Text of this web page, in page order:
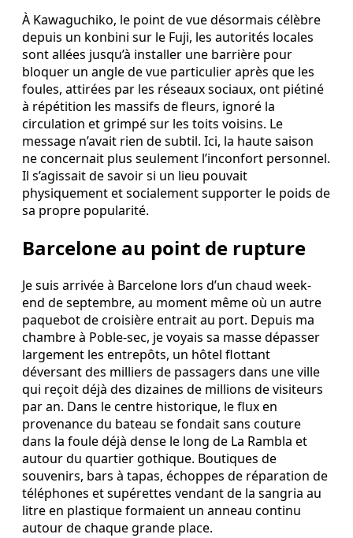
À Kawaguchiko, le point de vue désormais célèbre
depuis un konbini sur le Fuji, les autorités locales
sont allées jusqu’à installer une barrière pour
bloquer un angle de vue particulier après que les
foules, attirées par les réseaux sociaux, ont piétiné
à répétition les massifs de fleurs, ignoré la
circulation et grimpé sur les toits voisins. Le
message n’avait rien de subtil. Ici, la haute saison
ne concernait plus seulement l’inconfort personnel.
Il s’agissait de savoir si un lieu pouvait
physiquement et socialement supporter le poids de
sa propre popularité.
Barcelone au point de rupture
Je suis arrivée à Barcelone lors d’un chaud week-
end de septembre, au moment même où un autre
paquebot de croisière entrait au port. Depuis ma
chambre à Poble-sec, je voyais sa masse dépasser
largement les entrepôts, un hôtel flottant
déversant des milliers de passagers dans une ville
qui reçoit déjà des dizaines de millions de visiteurs
par an. Dans le centre historique, le flux en
provenance du bateau se fondait sans couture
dans la foule déjà dense le long de La Rambla et
autour du quartier gothique. Boutiques de
souvenirs, bars à tapas, échoppes de réparation de
téléphones et supérettes vendant de la sangria au
litre en plastique formaient un anneau continu
autour de chaque grande place.